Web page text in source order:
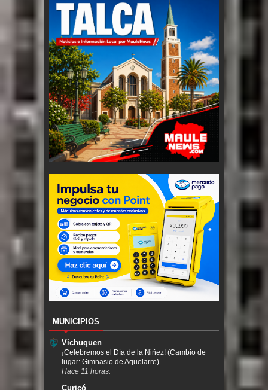
MUNICIPIOS
Vichuquen
¡Celebremos el Día de la Niñez! (Cambio de
lugar: Gimnasio de Aquelarre)
Hace 11 horas.
Curicó